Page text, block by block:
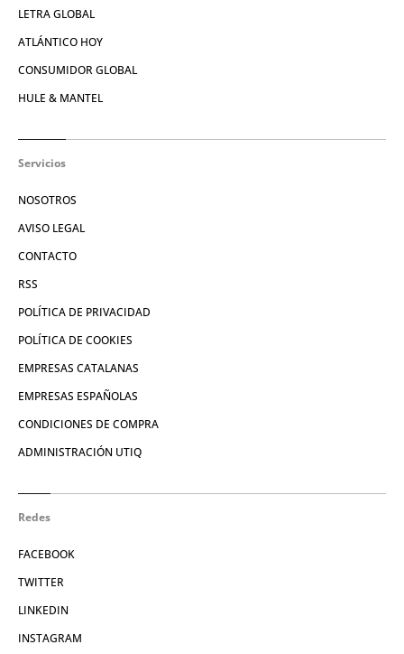
LETRA GLOBAL
ATLÁNTICO HOY
CONSUMIDOR GLOBAL
HULE & MANTEL
Servicios
NOSOTROS
AVISO LEGAL
CONTACTO
RSS
POLÍTICA DE PRIVACIDAD
POLÍTICA DE COOKIES
EMPRESAS CATALANAS
EMPRESAS ESPAÑOLAS
CONDICIONES DE COMPRA
ADMINISTRACIÓN UTIQ
Redes
FACEBOOK
TWITTER
LINKEDIN
INSTAGRAM